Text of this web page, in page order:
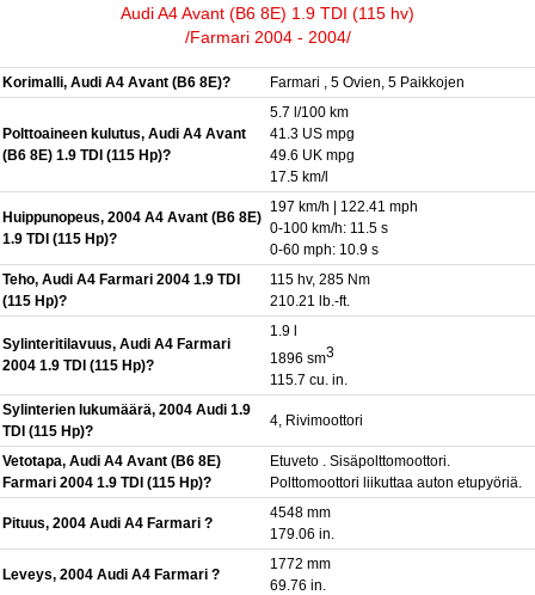
Audi A4 Avant (B6 8E) 1.9 TDI (115 hv)
/Farmari 2004 - 2004/
Korimalli, Audi A4 Avant (B6 8E)? Farmari , 5 Ovien, 5 Paikkojen
Polttoaineen kulutus, Audi A4 Avant
(B6 8E) 1.9 TDI (115 Hp)?
5.7 l/100 km
41.3 US mpg
49.6 UK mpg
17.5 km/l
Huippunopeus, 2004 A4 Avant (B6 8E)
1.9 TDI (115 Hp)?
197 km/h | 122.41 mph
0-100 km/h: 11.5 s
0-60 mph: 10.9 s
Teho, Audi A4 Farmari 2004 1.9 TDI
(115 Hp)?
115 hv, 285 Nm
210.21 lb.-ft.
Sylinteritilavuus, Audi A4 Farmari
2004 1.9 TDI (115 Hp)?
1.9 l
1896 sm3
115.7 cu. in.
Sylinterien lukumäärä, 2004 Audi 1.9
TDI (115 Hp)?
4, Rivimoottori
Vetotapa, Audi A4 Avant (B6 8E)
Farmari 2004 1.9 TDI (115 Hp)?
Etuveto . Sisäpolttomoottori.
Polttomoottori liikuttaa auton etupyöriä.
Pituus, 2004 Audi A4 Farmari ?
4548 mm
179.06 in.
Leveys, 2004 Audi A4 Farmari ?
1772 mm
69.76 in.